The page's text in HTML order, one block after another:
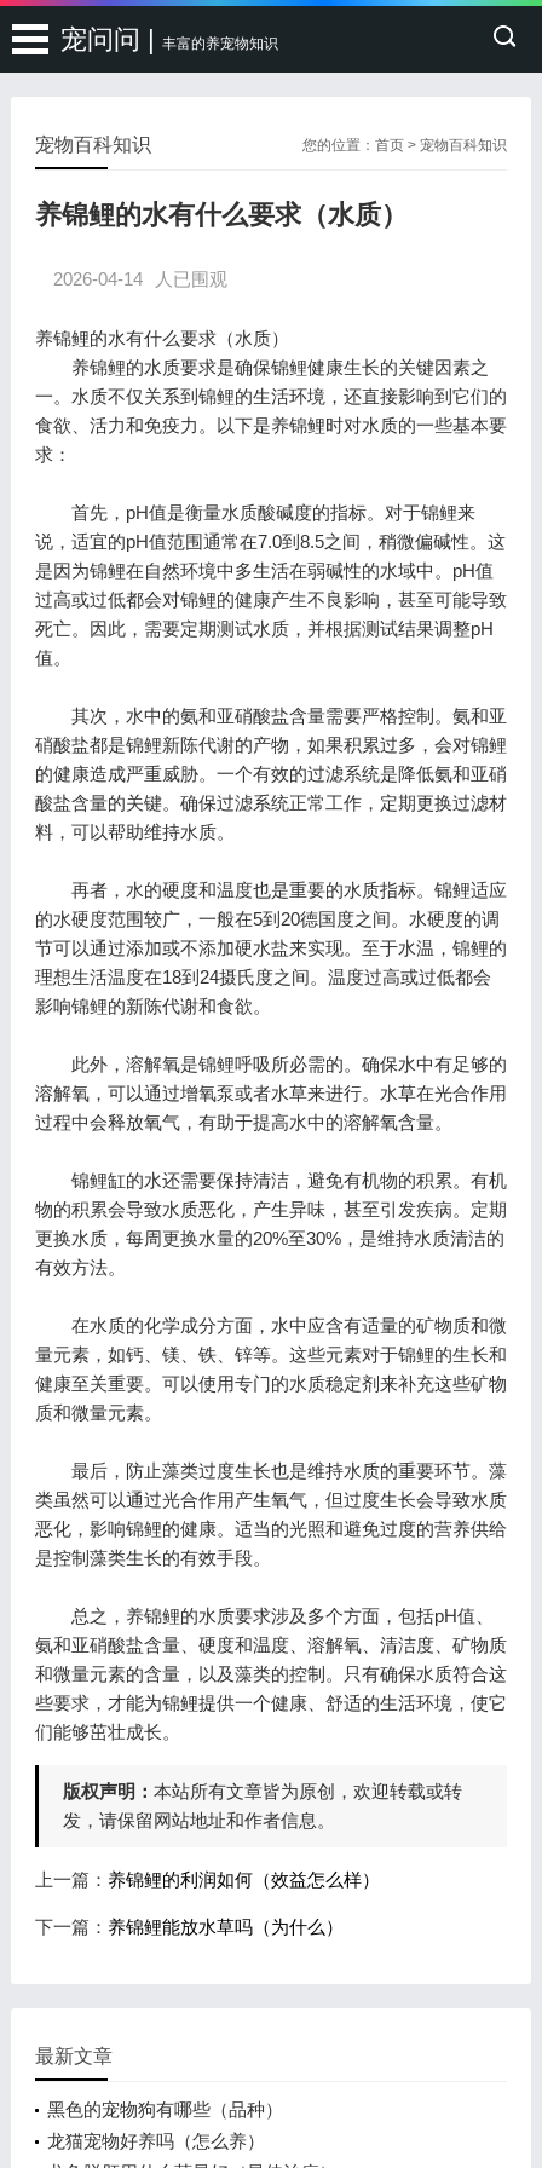
宠问问 | 丰富的养宠物知识
您的位置：首页 >宠物百科知识
宠物百科知识
养锦鲤的水有什么要求（水质）
2026-04-14 人已围观
养锦鲤的水有什么要求（水质）
养锦鲤的水质要求是确保锦鲤健康生长的关键因素之
一。水质不仅关系到锦鲤的生活环境，还直接影响到它们的
食欲、活力和免疫力。以下是养锦鲤时对水质的一些基本要
求：
首先，pH值是衡量水质酸碱度的指标。对于锦鲤来
说，适宜的pH值范围通常在7.0到8.5之间，稍微偏碱性。这
是因为锦鲤在自然环境中多生活在弱碱性的水域中。pH值
过高或过低都会对锦鲤的健康产生不良影响，甚至可能导致
死亡。因此，需要定期测试水质，并根据测试结果调整pH
值。
其次，水中的氨和亚硝酸盐含量需要严格控制。氨和亚
硝酸盐都是锦鲤新陈代谢的产物，如果积累过多，会对锦鲤
的健康造成严重威胁。一个有效的过滤系统是降低氨和亚硝
酸盐含量的关键。确保过滤系统正常工作，定期更换过滤材
料，可以帮助维持水质。
再者，水的硬度和温度也是重要的水质指标。锦鲤适应
的水硬度范围较广，一般在5到20德国度之间。水硬度的调
节可以通过添加或不添加硬水盐来实现。至于水温，锦鲤的
理想生活温度在18到24摄氏度之间。温度过高或过低都会
影响锦鲤的新陈代谢和食欲。
此外，溶解氧是锦鲤呼吸所必需的。确保水中有足够的
溶解氧，可以通过增氧泵或者水草来进行。水草在光合作用
过程中会释放氧气，有助于提高水中的溶解氧含量。
锦鲤缸的水还需要保持清洁，避免有机物的积累。有机
物的积累会导致水质恶化，产生异味，甚至引发疾病。定期
更换水质，每周更换水量的20%至30%，是维持水质清洁的
有效方法。
在水质的化学成分方面，水中应含有适量的矿物质和微
量元素，如钙、镁、铁、锌等。这些元素对于锦鲤的生长和
健康至关重要。可以使用专门的水质稳定剂来补充这些矿物
质和微量元素。
最后，防止藻类过度生长也是维持水质的重要环节。藻
类虽然可以通过光合作用产生氧气，但过度生长会导致水质
恶化，影响锦鲤的健康。适当的光照和避免过度的营养供给
是控制藻类生长的有效手段。
总之，养锦鲤的水质要求涉及多个方面，包括pH值、
氨和亚硝酸盐含量、硬度和温度、溶解氧、清洁度、矿物质
和微量元素的含量，以及藻类的控制。只有确保水质符合这
些要求，才能为锦鲤提供一个健康、舒适的生活环境，使它
们能够茁壮成长。
版权声明： 本站所有文章皆为原创，欢迎转载或转
发，请保留网站地址和作者信息。
上一篇： 养锦鲤的利润如何（效益怎么样）
下一篇： 养锦鲤能放水草吗（为什么）
最新文章
黑色的宠物狗有哪些（品种）
龙猫宠物好养吗（怎么养）